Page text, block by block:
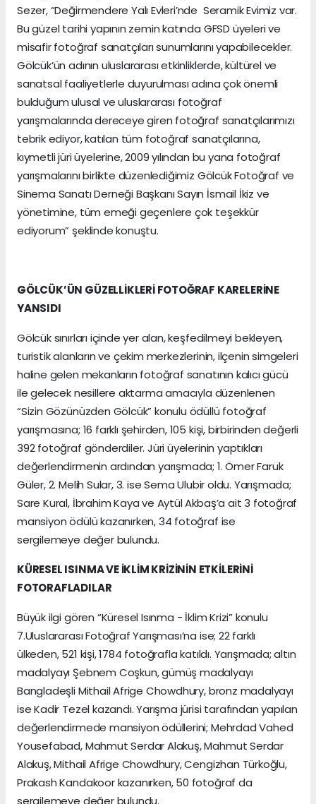
Sezer, “Değirmendere Yalı Evleri’nde Seramik Evimiz var.
Bu güzel tarihi yapının zemin katında GFSD üyeleri ve
misafir fotoğraf sanatçıları sunumlarını yapabilecekler.
Gölcük’ün adının uluslararası etkinliklerde, kültürel ve
sanatsal faaliyetlerle duyurulması adına çok önemli
bulduğum ulusal ve uluslararası fotoğraf
yarışmalarında dereceye giren fotoğraf sanatçılarımızı
tebrik ediyor, katılan tüm fotoğraf sanatçılarına,
kıymetli jüri üyelerine, 2009 yılından bu yana fotoğraf
yarışmalarını birlikte düzenlediğimiz Gölcük Fotoğraf ve
Sinema Sanatı Derneği Başkanı Sayın İsmail İkiz ve
yönetimine, tüm emeği geçenlere çok teşekkür
ediyorum” şeklinde konuştu.
GÖLCÜK’ÜN GÜZELLİKLERİ FOTOĞRAF KARELERİNE
YANSIDI
Gölcük sınırları içinde yer alan, keşfedilmeyi bekleyen,
turistik alanların ve çekim merkezlerinin, ilçenin simgeleri
haline gelen mekanların fotoğraf sanatının kalıcı gücü
ile gelecek nesillere aktarma amacıyla düzenlenen
“Sizin Gözünüzden Gölcük” konulu ödüllü fotoğraf
yarışmasına; 16 farklı şehirden, 105 kişi, birbirinden değerli
392 fotoğraf gönderdiler. Jüri üyelerinin yaptıkları
değerlendirmenin ardından yarışmada; 1. Ömer Faruk
Güler, 2. Melih Sular, 3. ise Sema Ulubir oldu. Yarışmada;
Sare Kural, İbrahim Kaya ve Aytül Akbaş’a ait 3 fotoğraf
mansiyon ödülü kazanırken, 34 fotoğraf ise
sergilemeye değer bulundu.
KÜRESEL ISINMA VE İKLİM KRİZİNİN ETKİLERİNİ
FOTORAFLADILAR
Büyük ilgi gören “Küresel Isınma - İklim Krizi” konulu
7.Uluslararası Fotoğraf Yarışması’na ise; 22 farklı
ülkeden, 521 kişi, 1784 fotoğrafla katıldı. Yarışmada; altın
madalyayı Şebnem Coşkun, gümüş madalyayı
Bangladeşli Mithail Afrige Chowdhury, bronz madalyayı
ise Kadir Tezel kazandı. Yarışma jürisi tarafından yapılan
değerlendirmede mansiyon ödüllerini; Mehrdad Vahed
Yousefabad, Mahmut Serdar Alakuş, Mahmut Serdar
Alakuş, Mithail Afrige Chowdhury, Cengizhan Türkoğlu,
Prakash Kandakoor kazanırken, 50 fotoğraf da
sergilemeye değer bulundu.